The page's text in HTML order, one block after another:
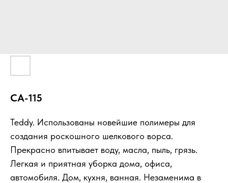
CA-115
Teddy. Использованы новейшие полимеры для
создания роскошного шелкового ворса.
Прекрасно впитывает воду, масла, пыль, грязь.
Легкая и приятная уборка дома, офиса,
автомобиля. Дом, кухня, ванная. Незаменима в